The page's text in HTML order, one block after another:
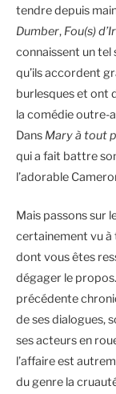
tendre depuis
Dumber, Fou(s)
connaissent un tel
qu’ils accordent
burlesques et ont
la comédie outre-
Dans Mary à tout
qui a fait battre
l’adorable
Mais passons sur
certainement vu à
dont vous êtes
dégager le
précédente
de ses dialogues,
ses acteurs en
l’affaire est
du genre la